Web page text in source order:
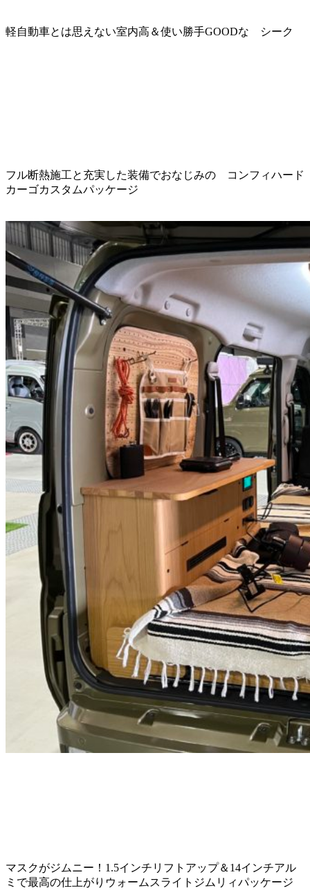
軽自動車とは思えない室内高＆使い勝手GOODな シーク
フル断熱施工と充実した装備でおなじみの コンフィハード
カーゴカスタムパッケージ
マスクがジムニー！1.5インチリフトアップ＆14インチアル
ミで最高の仕上がりウォームスライトジムリィパッケージ